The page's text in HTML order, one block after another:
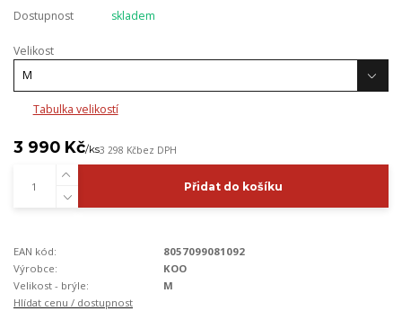
Dostupnost skladem
Velikost
Tabulka velikostí
3 990 Kč/ks3 298 Kčbez DPH
Přidat do košíku
EAN kód:
8057099081092
Výrobce:
KOO
Velikost - brýle:
M
Hlídat cenu / dostupnost